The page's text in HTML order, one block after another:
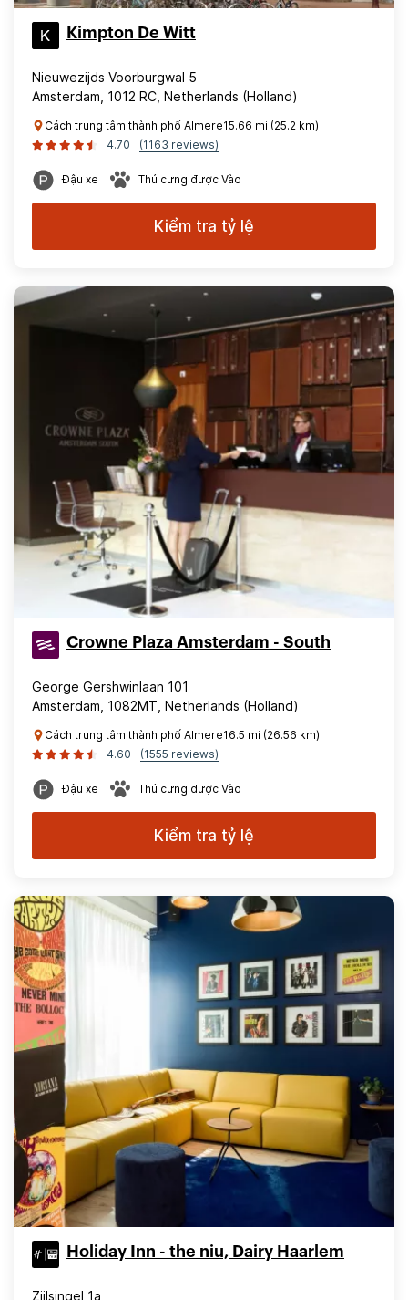
Kimpton De Witt
Nieuwezijds Voorburgwal 5
Amsterdam, 1012 RC, Netherlands (Holland)
Cách trung tâm thành phố Almere15.66 mi (25.2 km)
4.70
(1163 reviews)
Đậu xe Thú cưng được Vào
Kiểm tra tỷ lệ
Crowne Plaza Amsterdam - South
George Gershwinlaan 101
Amsterdam, 1082MT, Netherlands (Holland)
Cách trung tâm thành phố Almere16.5 mi (26.56 km)
4.60
(1555 reviews)
Đậu xe Thú cưng được Vào
Kiểm tra tỷ lệ
Holiday Inn - the niu, Dairy Haarlem
Zijlsingel 1a